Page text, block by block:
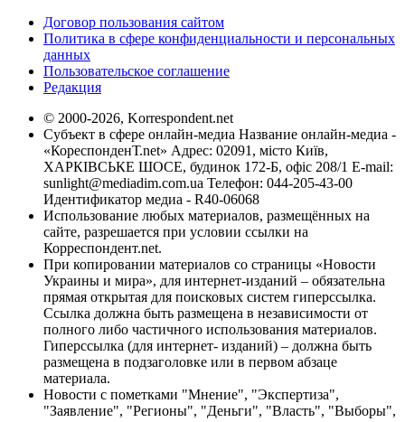
Договор пользования сайтом
Политика в сфере конфиденциальности и персональных
данных
Пользовательское соглашение
Редакция
© 2000-2026, Korrespondent.net
Субъект в сфере онлайн-медиа Название онлайн-медиа -
«КореспонденТ.net» Адрес: 02091, місто Київ,
ХАРКІВСЬКЕ ШОСЕ, будинок 172-Б, офіс 208/1 E-mail:
sunlight@mediadim.com.ua Телефон: 044-205-43-00
Идентификатор медиа - R40-06068
Использование любых материалов, размещённых на
сайте, разрешается при условии ссылки на
Корреспондент.net.
При копировании материалов со страницы «Новости
Украины и мира», для интернет-изданий – обязательна
прямая открытая для поисковых систем гиперссылка.
Ссылка должна быть размещена в независимости от
полного либо частичного использования материалов.
Гиперссылка (для интернет- изданий) – должна быть
размещена в подзаголовке или в первом абзаце
материала.
Новости с пометками "Мнение", "Экспертиза",
"Заявление", "Регионы", "Деньги", "Власть", "Выборы",